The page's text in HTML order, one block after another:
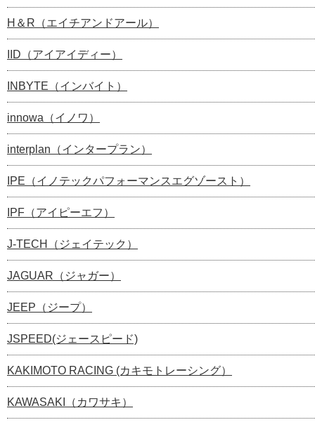
H＆R（エイチアンドアール）
IID（アイアイディー）
INBYTE（インバイト）
innowa（イノワ）
interplan（インタープラン）
IPE（イノテックパフォーマンスエグゾースト）
IPF（アイピーエフ）
J-TECH（ジェイテック）
JAGUAR（ジャガー）
JEEP（ジープ）
JSPEED(ジェースピード)
KAKIMOTO RACING (カキモトレーシング）
KAWASAKI（カワサキ）